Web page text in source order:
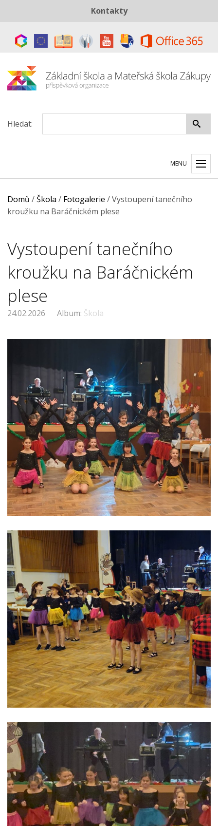
Kontakty
Datová schránka:ye8cp64
Hledat:
MENU
Domů /Škola / Fotogalerie /Vystoupení tanečního
kroužku na Baráčnickém plese
Vystoupení tanečního
kroužku na Baráčnickém
plese
24.02.2026 Album: Škola